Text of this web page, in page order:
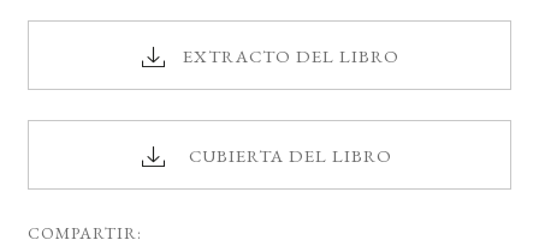
EXTRACTO DEL LIBRO
CUBIERTA DEL LIBRO
COMPARTIR: